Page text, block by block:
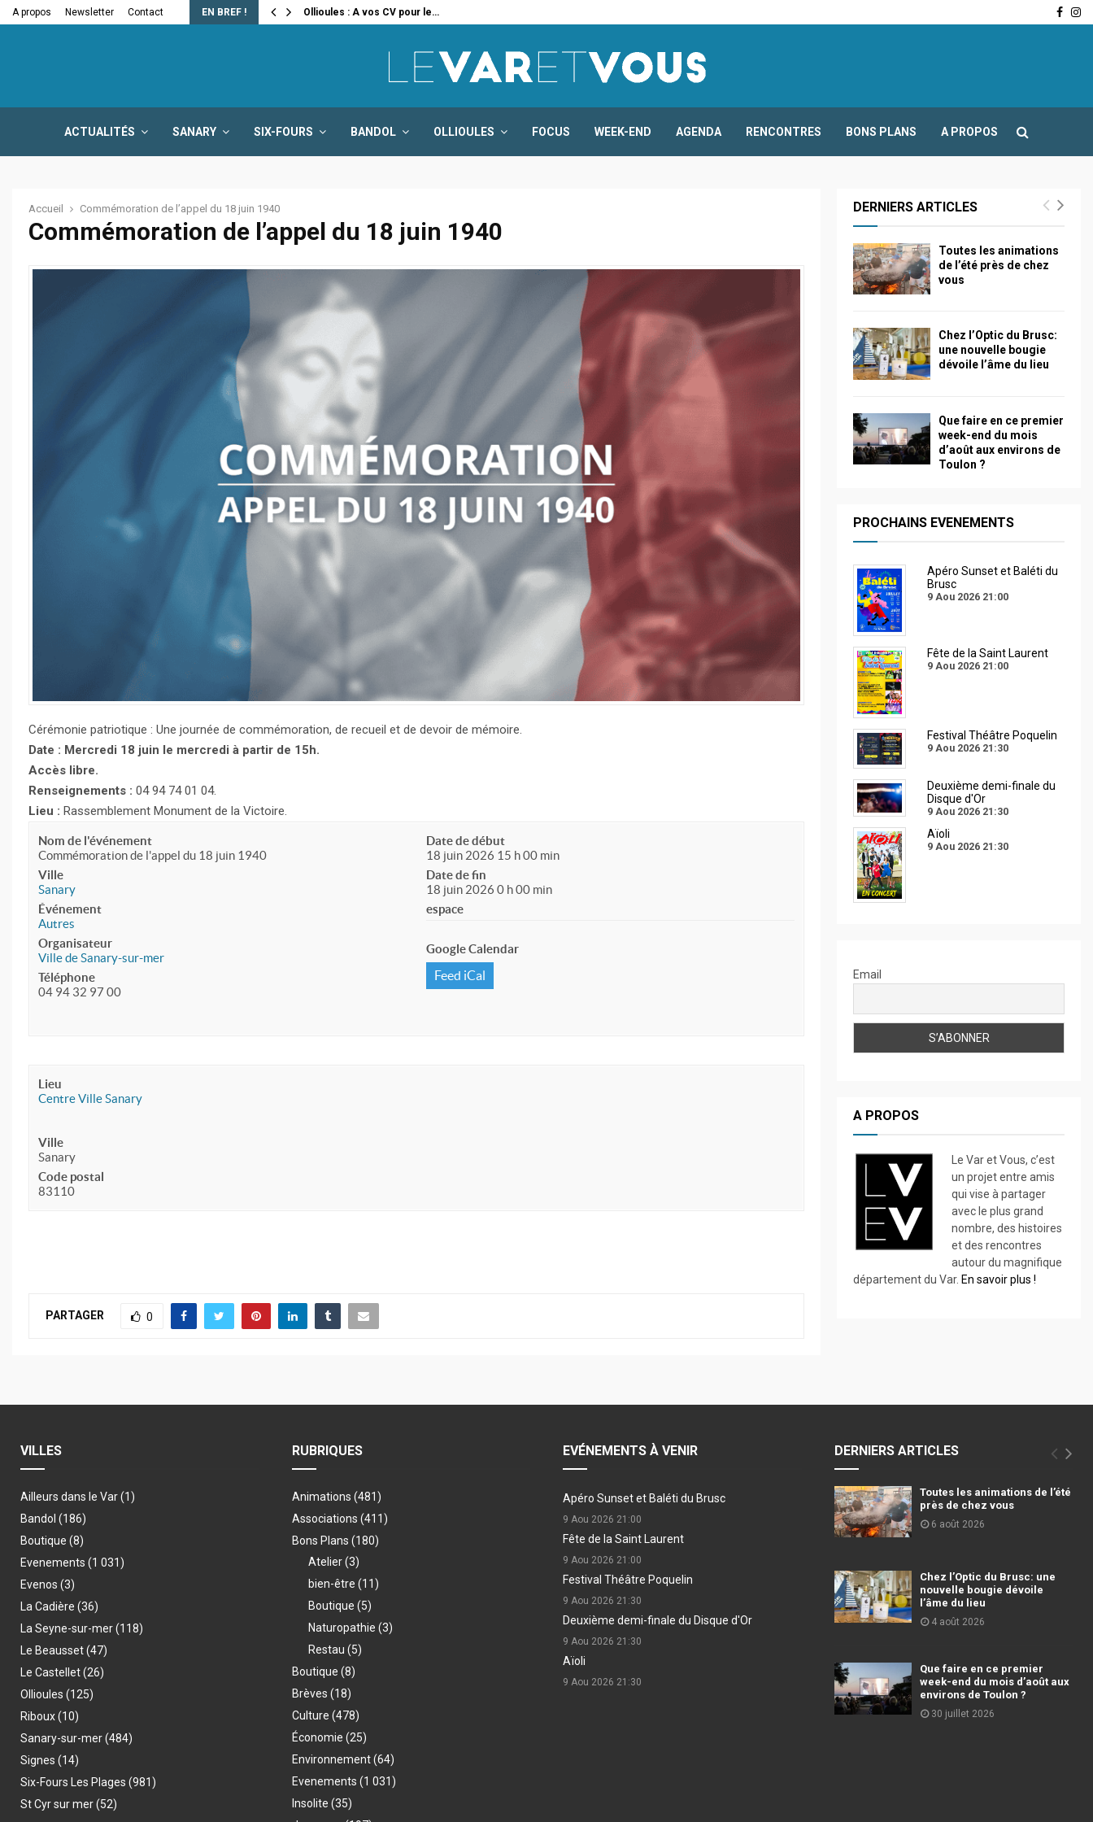
A propos Newsletter Contact EN BREF !
la fermeture… Ollioules : A vos CV pour le…
ACTUALITÉS SANARY SIX-FOURS BANDOL OLLIOULES FOCUS WEEK-END AGENDA RENCONTRES BONS PLANS A PROPOS
Accueil Commémoration de l’appel du 18 juin 1940
Commémoration de l’appel du 18 juin 1940
Cérémonie patriotique : Une journée de commémoration, de recueil et de devoir de mémoire.
Date : Mercredi 18 juin le mercredi à partir de 15h.
Accès libre.
Renseignements : 04 94 74 01 04.
Lieu : Rassemblement Monument de la Victoire.
Nom de l'événement
Commémoration de l'appel du 18 juin 1940
Ville
Sanary
Événement
Autres
Organisateur
Ville de Sanary-sur-mer
Téléphone
04 94 32 97 00
Date de début
18 juin 2026 15 h 00 min
Date de fin
18 juin 2026 0 h 00 min
espace
Google Calendar
Feed iCal
Lieu
Centre Ville Sanary
Ville
Sanary
Code postal
83110
PARTAGER 0
DERNIERS ARTICLES
Toutes les animations
de l’été près de chez
vous
Chez l’Optic du Brusc:
une nouvelle bougie
dévoile l’âme du lieu
Que faire en ce premier
week-end du mois
d’août aux environs de
Toulon ?
PROCHAINS EVENEMENTS
Apéro Sunset et Baléti du
Brusc
9 Aou 2026 21:00
Fête de la Saint Laurent
9 Aou 2026 21:00
Festival Théâtre Poquelin
9 Aou 2026 21:30
Deuxième demi-finale du
Disque d'Or
9 Aou 2026 21:30
Aïoli
9 Aou 2026 21:30
Email
A PROPOS
Le Var et Vous, c’est
un projet entre amis
qui vise à partager
avec le plus grand
nombre, des histoires
et des rencontres
autour du magnifique
département du Var. En savoir plus !
VILLES
Ailleurs dans le Var(1)
Bandol (186)
Boutique (8)
Evenements (1 031)
Evenos (3)
La Cadière (36)
La Seyne-sur-mer(118)
Le Beausset(47)
Le Castellet(26)
Ollioules (125)
Riboux(10)
Sanary-sur-mer(484)
Signes (14)
Six-Fours Les Plages (981)
St Cyr sur mer(52)
RUBRIQUES
Animations (481)
Associations (411)
Bons Plans (180)
Atelier(3)
bien-être (11)
Boutique (5)
Naturopathie (3)
Restau (5)
Boutique (8)
Brèves (18)
Culture (478)
Économie (25)
Environnement(64)
Evenements (1 031)
Insolite (35)
EVÉNEMENTS À VENIR
Apéro Sunset et Baléti du Brusc
9 Aou 2026 21:00
Fête de la Saint Laurent
9 Aou 2026 21:00
Festival Théâtre Poquelin
9 Aou 2026 21:30
Deuxième demi-finale du Disque d'Or
9 Aou 2026 21:30
Aïoli
9 Aou 2026 21:30
DERNIERS ARTICLES
Toutes les animations de l’été
près de chez vous
6 août 2026
Chez l’Optic du Brusc: une
nouvelle bougie dévoile
l’âme du lieu
4 août 2026
Que faire en ce premier
week-end du mois d’août aux
environs de Toulon ?
30 juillet 2026